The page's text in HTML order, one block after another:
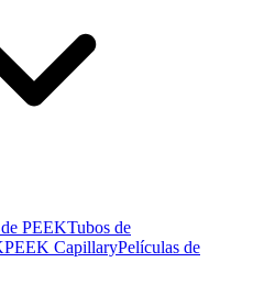
PEEKTubos de
PEEK CapillaryPelículas de